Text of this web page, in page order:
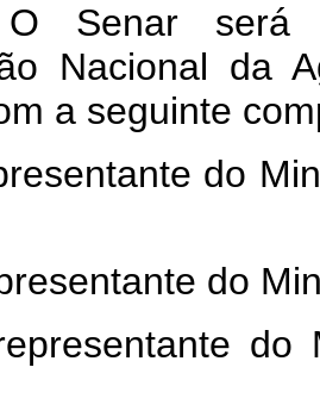
Senar será
Nacional da
a seguinte
do
do
do